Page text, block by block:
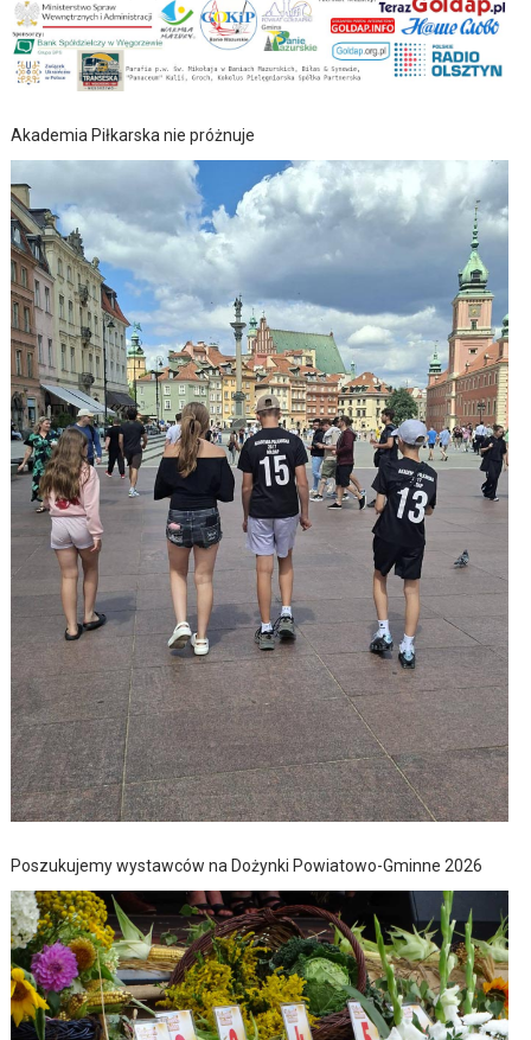
Akademia Piłkarska nie próżnuje
Poszukujemy wystawców na Dożynki Powiatowo-Gminne 2026